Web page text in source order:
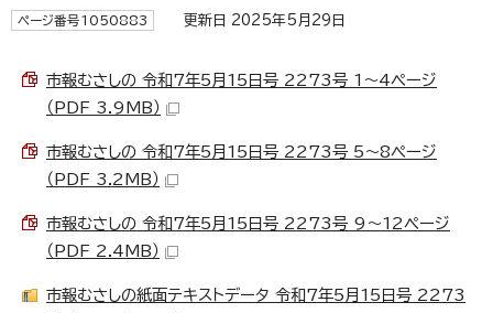
ページ番号1050883 更新日 2025年5月29日
市報むさしの 令和7年5月15日号 2273号 1～4ページ
（PDF 3.9MB）
市報むさしの 令和7年5月15日号 2273号 5～8ページ
（PDF 3.2MB）
市報むさしの 令和7年5月15日号 2273号 9～12ページ
（PDF 2.4MB）
市報むさしの紙面テキストデータ 令和7年5月15日号 2273